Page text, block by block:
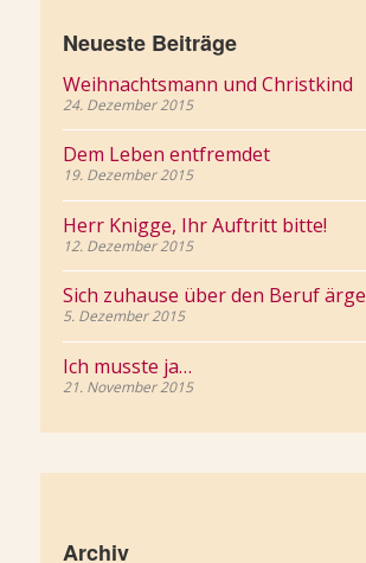
Neueste Beiträge
Weihnachtsmann und Christkind
24. Dezember 2015
Dem Leben entfremdet
19. Dezember 2015
Herr Knigge, Ihr Auftritt bitte!
12. Dezember 2015
Sich zuhause über den Beruf
5. Dezember 2015
Ich musste ja…
21. November 2015
Archiv